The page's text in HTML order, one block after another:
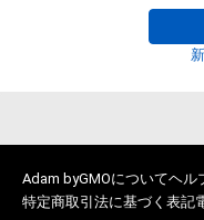
#
Adam byGMOについてヘル
特定商取引法に基づく表記